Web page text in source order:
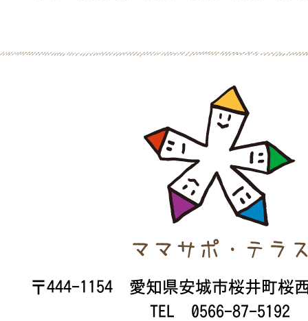
〒444-1154 愛知県安城市桜井町桜
TEL 0566-87-5192